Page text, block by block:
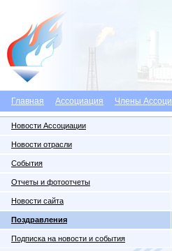
Главная Ассоциация Члены
Новости Ассоциации
Новости отрасли
События
Отчеты и фотоотчеты
Новости сайта
Поздравления
Подписка на новости и события